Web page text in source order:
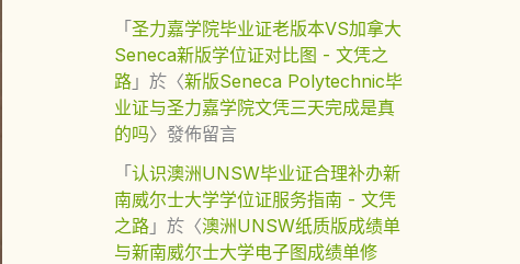
「圣力嘉学院毕业证老版本VS加拿大
Seneca新版学位证对比图 - 文凭之
路 」於〈新版Seneca Polytechnic毕
业证与圣力嘉学院文凭三天完成是真
的吗〉發佈留言
「认识澳洲UNSW毕业证合理补办新
南威尔士大学学位证服务指南 - 文凭
之路 」於〈澳洲UNSW纸质版成绩单
与新南威尔士大学电子图成绩单修